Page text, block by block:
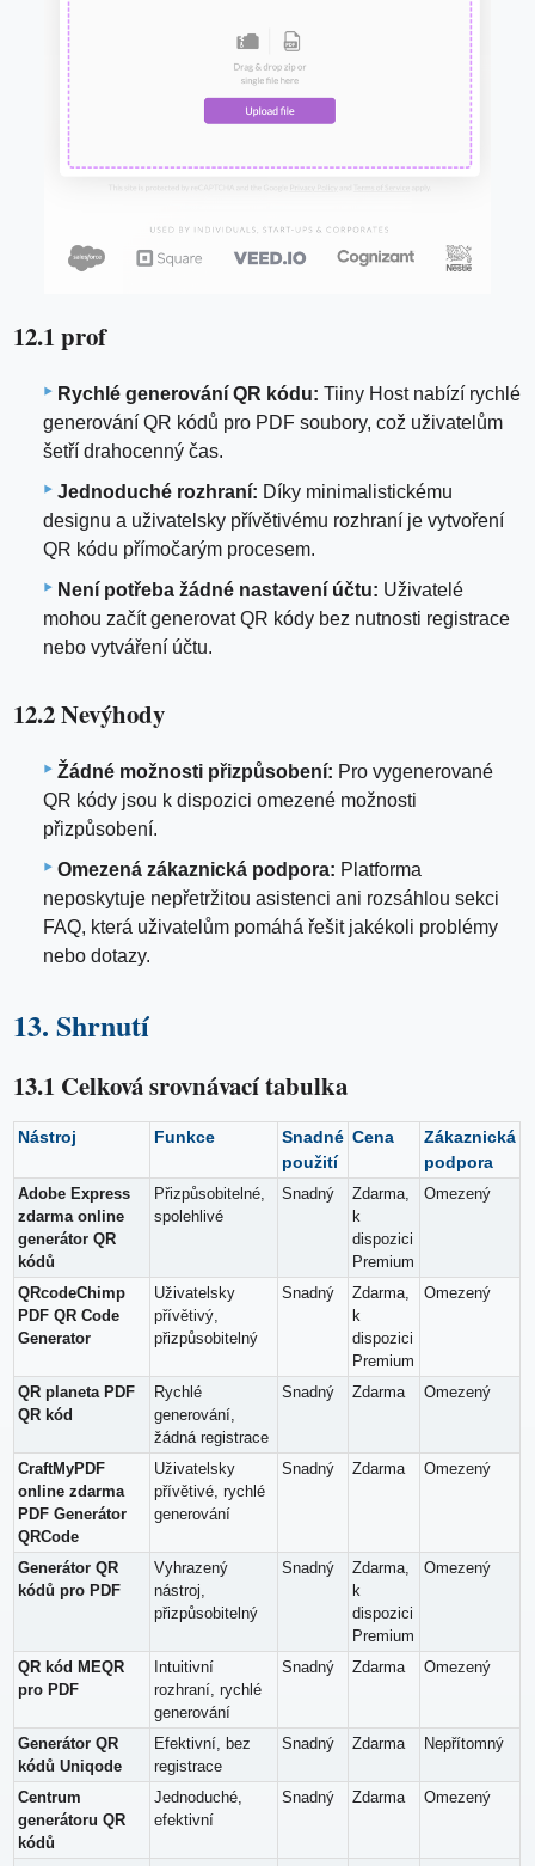
12.1 prof
Rychlé generování QR kódu: Tiiny Host nabízí rychlé
generování QR kódů pro PDF soubory, což uživatelům
šetří drahocenný čas.
Jednoduché rozhraní: Díky minimalistickému
designu a uživatelsky přívětivému rozhraní je vytvoření
QR kódu přímočarým procesem.
Není potřeba žádné nastavení účtu: Uživatelé
mohou začít generovat QR kódy bez nutnosti registrace
nebo vytváření účtu.
12.2 Nevýhody
Žádné možnosti přizpůsobení: Pro vygenerované
QR kódy jsou k dispozici omezené možnosti
přizpůsobení.
Omezená zákaznická podpora: Platforma
neposkytuje nepřetržitou asistenci ani rozsáhlou sekci
FAQ, která uživatelům pomáhá řešit jakékoli problémy
nebo dotazy.
13. Shrnutí
13.1 Celková srovnávací tabulka
Nástroj Funkce
Snadné
použití
Cena
Zákaznická
podpora
Adobe Express
zdarma online
generátor QR
kódů
Přizpůsobitelné,
spolehlivé
Snadný
Zdarma,
k
dispozici
Premium
Omezený
QRcodeChimp
PDF QR Code
Generator
Uživatelsky
přívětivý,
přizpůsobitelný
Snadný
Zdarma,
k
dispozici
Premium
Omezený
QR planeta PDF
QR kód
Rychlé
generování,
žádná registrace
Snadný Zdarma Omezený
CraftMyPDF
online zdarma
PDF Generátor
QRCode
Uživatelsky
přívětivé, rychlé
generování
Snadný Zdarma Omezený
Generátor QR
kódů pro PDF
Vyhrazený
nástroj,
přizpůsobitelný
Snadný
Zdarma,
k
dispozici
Premium
Omezený
QR kód MEQR
pro PDF
Intuitivní
rozhraní, rychlé
generování
Snadný Zdarma Omezený
Generátor QR
kódů Uniqode
Efektivní, bez
registrace
Snadný Zdarma Nepřítomný
Centrum
generátoru QR
kódů
Jednoduché,
efektivní
Snadný Zdarma Omezený